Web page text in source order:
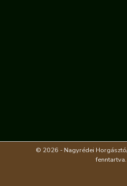
© 2026 - Nagyrédei
fenntartva.